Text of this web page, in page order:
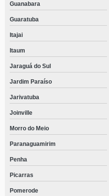
Guanabara
Guaratuba
Itajai
Itaum
Jaraguá do Sul
Jardim Paraíso
Jarivatuba
Joinville
Morro do Meio
Paranaguamirim
Penha
Picarras
Pomerode